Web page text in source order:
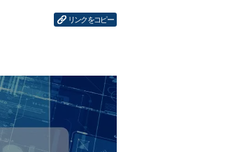
リンクをコピー